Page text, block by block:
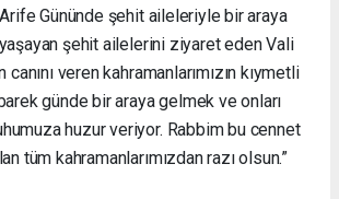
Arife Gününde şehit aileleriyle bir araya
şehit ailelerini ziyaret eden Vali
canını veren kahramanlarımızın kıymetli
günde bir araya gelmek ve onları
huzur veriyor. Rabbim bu cennet
tüm kahramanlarımızdan razı olsun.”